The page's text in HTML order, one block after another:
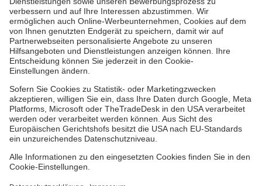
des Deutschen Spendenrats e.V.
Dienste & Leistungen
Mitarbeiten & Lernen